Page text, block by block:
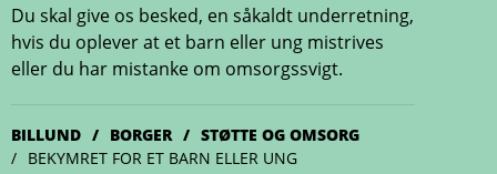
Du skal give os besked, en såkaldt underretning,
hvis du oplever at et barn eller ung mistrives
eller du har mistanke om omsorgssvigt.
BILLUND BORGER
STØTTE OG OMSORG
BEKYMRET FOR ET BARN ELLER UNG